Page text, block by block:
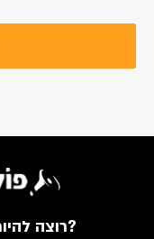
רוצה להיות חלק מפוליטיקלי קוראת?